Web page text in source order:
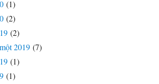
(1)
(2)
(2)
2019 (7)
(1)
(1)